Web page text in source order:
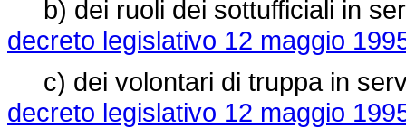
b) dei ruoli dei sottufficiali in
decreto legislativo 12 maggio
c) dei volontari di truppa in
decreto legislativo 12 maggio